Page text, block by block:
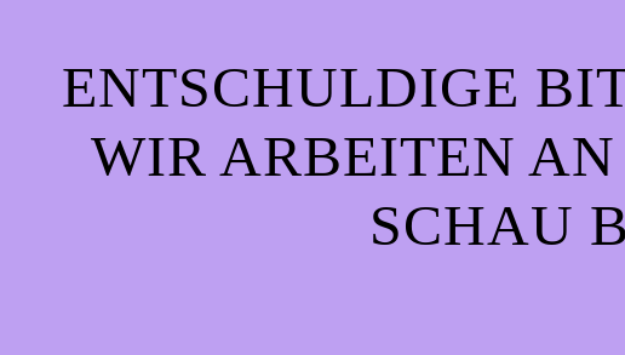
ENTSCHULDIGE
WIR ARBEITEN AN
CHAU